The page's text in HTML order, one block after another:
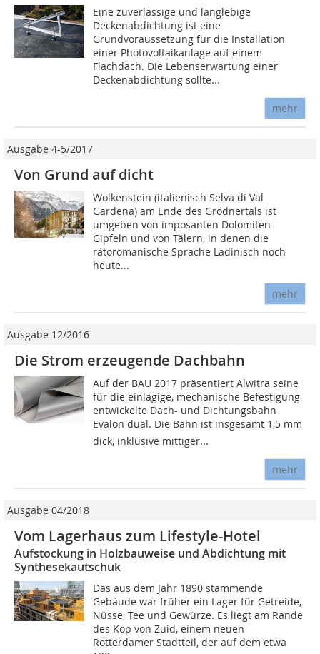
Eine zuverlässige und langlebige
Deckenabdichtung ist eine
Grundvoraussetzung für die Installation
einer Photovoltaikanlage auf einem
Flachdach. Die Lebenserwartung einer
Deckenabdichtung sollte...
mehr
Ausgabe 4-5/2017
Von Grund auf dicht
Wolkenstein (italienisch Selva di Val
Gardena) am Ende des Grödnertals ist
umgeben von imposanten Dolomiten-
Gipfeln und von Tälern, in denen die
rätoromanische Sprache Ladinisch noch
heute...
mehr
Ausgabe 12/2016
Die Strom erzeugende Dachbahn
Auf der BAU 2017 präsentiert Alwitra seine
für die einlagige, mechanische Befestigung
entwickelte Dach- und Dichtungsbahn
Evalon dual. Die Bahn ist insgesamt 1,5 mm
dick, inklusive mittiger...
mehr
Ausgabe 04/2018
Vom Lagerhaus zum Lifestyle-Hotel
Aufstockung in Holzbauweise und Abdichtung mit
Synthesekautschuk
Das aus dem Jahr 1890 stammende
Gebäude war früher ein Lager für Getreide,
Nüsse, Tee und Gewürze. Es liegt am Rande
des Kop von Zuid, einem neuen
Rotterdamer Stadtteil, der auf dem etwa